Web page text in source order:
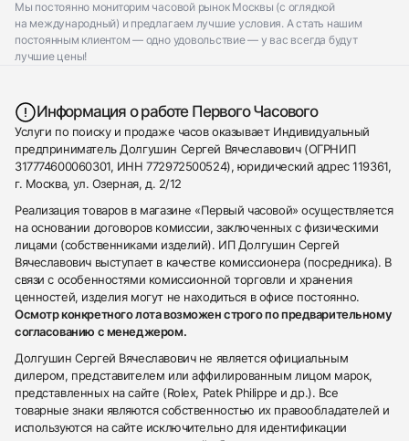
Мы постоянно мониторим часовой рынок Москвы (с оглядкой
на международный) и предлагаем лучшие условия. А стать нашим
постоянным клиентом — одно удовольствие — у вас всегда будут
лучшие цены!
Информация о работе Первого Часового
Услуги по поиску и продаже часов оказывает Индивидуальный
предприниматель Долгушин Сергей Вячеславович (ОГРНИП
317774600060301, ИНН 772972500524), юридический адрес 119361,
г. Москва, ул. Озерная, д. 2/12
Реализация товаров в магазине «Первый часовой» осуществляется
на основании договоров комиссии, заключенных с физическими
лицами (собственниками изделий). ИП Долгушин Сергей
Вячеславович выступает в качестве комиссионера (посредника). В
связи с особенностями комиссионной торговли и хранения
ценностей, изделия могут не находиться в офисе постоянно.
Осмотр конкретного лота возможен строго по предварительному
согласованию с менеджером.
Долгушин Сергей Вячеславович не является официальным
дилером, представителем или аффилированным лицом марок,
представленных на сайте (Rolex, Patek Philippe и др.). Все
товарные знаки являются собственностью их правообладателей и
используются на сайте исключительно для идентификации